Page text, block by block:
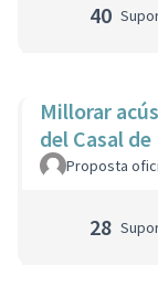
40
Millorar
del Casal
Proposta
28